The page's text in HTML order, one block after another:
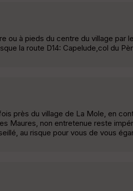
ou à pieds du centre du village par
la route D14: Capelude,col du
près du village de La Mole, en
Maures, non entretenue reste
au risque pour vous de vous